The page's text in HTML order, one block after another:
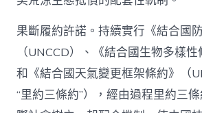
果斷履約許諾。持續實行《結合國
（UNCCD）、《結合國生物多樣性
和《結合國天氣變更框架條約》（
“里約三條約”），經由過程里約三